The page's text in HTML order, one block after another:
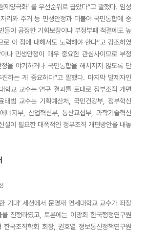
제양극화’ 를 우선순위로 꼽았다”고 말했다. 임성
리와 주거 등 민생안정과 더불어 국민통합에 중
들이 공정한 기회보장이나 부정부패 척결에도 높
로 이 점에 대해서도 노력해야 한다”고 강조하였
나 민생안정이 매우 중요한 관심사이므로 부정
을 야기하거나 국민통합을 해치지지 않도록 단
하는 게 중요하다”고 말했다. 마지막 발제자인
학교 교수는 연구 결과를 토대로 정부조직 개편
태범 교수는 기획예산처, 국민건강부, 정부혁신
너지부, 산업혁신부, 통산교섭부, 과학기술혁신
설이 필요한 대폭적인 정부조직 개편방안을 내놓
기대’ 세션에서 문명재 연세대학교 교수가 좌장
진행하였고, 토론에는 이광희 한국행정연구원
한국조직학회 회장, 권호열 정보통신정책연구원